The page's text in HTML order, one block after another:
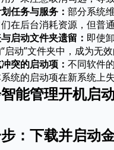
任务与服务： 部分系统
在后台消耗资源，但普
启动文件夹遗留： 即使
启动”文件夹中，成为无
突的启动项： 不同软件
统的启动项在新系统上
能管理开机启
：下载并启动